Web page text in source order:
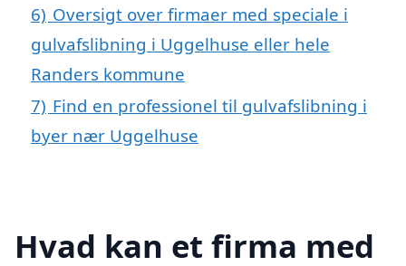
6) Oversigt over firmaer med speciale i
gulvafslibning i Uggelhuse eller hele
Randers kommune
7) Find en professionel til gulvafslibning i
byer nær Uggelhuse
Hvad kan et firma med